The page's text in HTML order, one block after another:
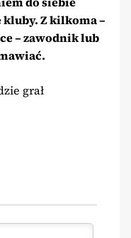
Z kilkoma –
– zawodnik lub
grał